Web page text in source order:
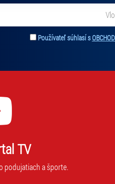
zasielať novinky. Vaša adresa
Používateľ súhlasí s
TV
podujatiach a športe.